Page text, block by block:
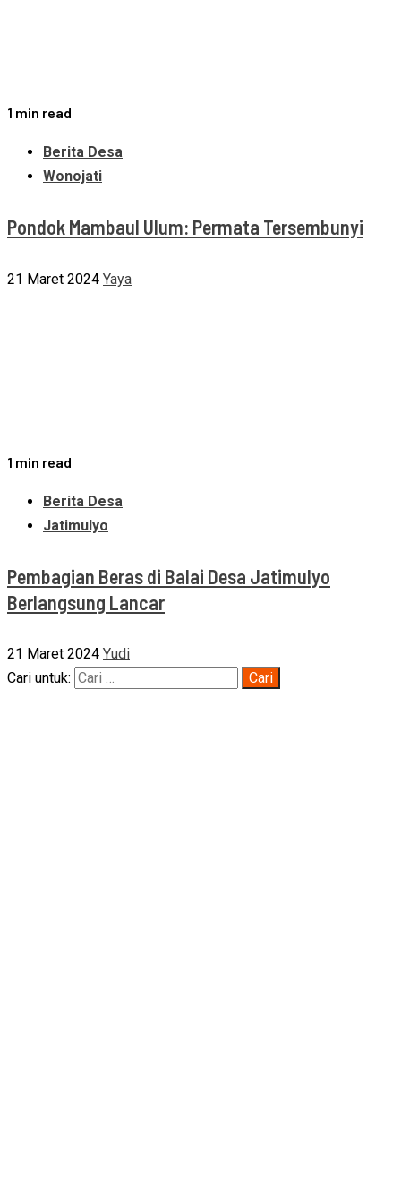
1 min read
Berita Desa
Wonojati
Pondok Mambaul Ulum: Permata Tersembunyi
21 Maret 2024 Yaya
1 min read
Berita Desa
Jatimulyo
Pembagian Beras di Balai Desa Jatimulyo
Berlangsung Lancar
21 Maret 2024 Yudi
Cari untuk: